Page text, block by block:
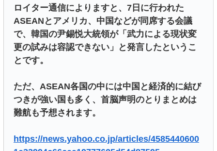
ロイター通信によりますと、7日に行われた
ASEANとアメリカ、中国などが同席する会議
で、韓国の尹錫悦大統領が「武力による現状変
更の試みは容認できない」と発言したというこ
とです。
ただ、ASEAN各国の中には中国と経済的に結び
つきが強い国も多く、首脳声明のとりまとめは
難航も予想されます。
https://news.yahoo.co.jp/articles/4585440600